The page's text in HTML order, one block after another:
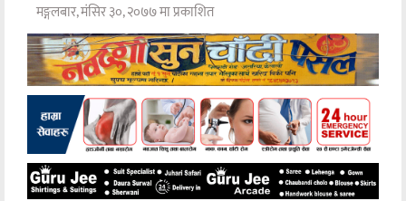
मङ्गलबार, मंसिर ३०, २०७७ मा प्रकाशित